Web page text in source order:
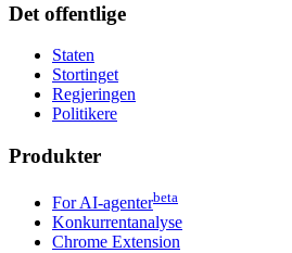
Det offentlige
Staten
Stortinget
Regjeringen
Politikere
Produkter
For AI-agenterbeta
Konkurrentanalyse
Chrome Extension